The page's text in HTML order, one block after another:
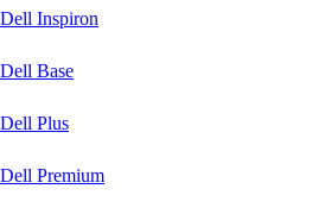
Inspiron
Base
Plus
Premium